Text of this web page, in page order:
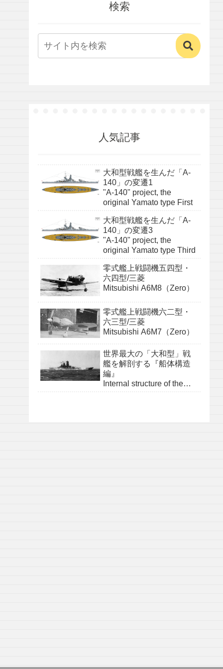
検索
人気記事
大和型戦艦を生んだ「A-
140」の変遷1
"A-140" project, the
original Yamato type First
大和型戦艦を生んだ「A-
140」の変遷3
"A-140" project, the
original Yamato type Third
零式艦上戦闘機五四型・
六四型/三菱
Mitsubishi A6M8（Zero）
零式艦上戦闘機六二型・
六三型/三菱
Mitsubishi A6M7（Zero）
世界最大の「大和型」戦
艦を解剖する『船体構造
編』
Internal structure of the